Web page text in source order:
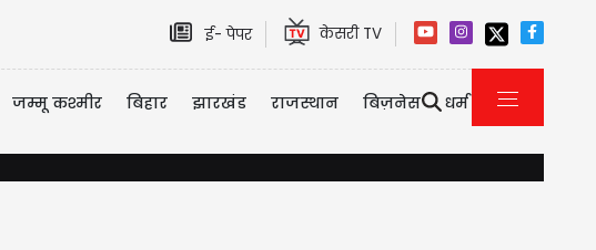
ई- पेपर केसरी TV
जम्मू कश्मीर बिहार झारखंड राजस्थान बिज़नेस धर्म